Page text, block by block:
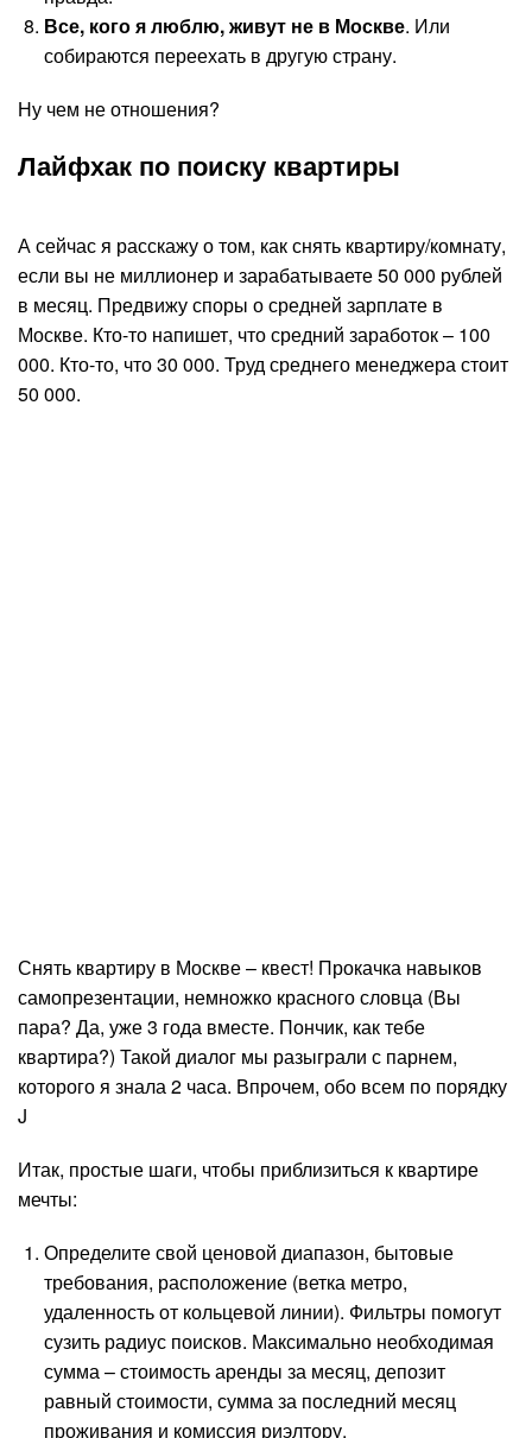
Все, кого я люблю, живут не в Москве. Или
собираются переехать в другую страну.
Ну чем не отношения?
Лайфхак по поиску квартиры
А сейчас я расскажу о том, как снять квартиру/комнату,
если вы не миллионер и зарабатываете 50 000 рублей
в месяц. Предвижу споры о средней зарплате в
Москве. Кто-то напишет, что средний заработок – 100
000. Кто-то, что 30 000. Труд среднего менеджера стоит
50 000.
Снять квартиру в Москве – квест! Прокачка навыков
самопрезентации, немножко красного словца (Вы
пара? Да, уже 3 года вместе. Пончик, как тебе
квартира?) Такой диалог мы разыграли с парнем,
которого я знала 2 часа. Впрочем, обо всем по порядку
J
Итак, простые шаги, чтобы приблизиться к квартире
мечты:
Определите свой ценовой диапазон, бытовые
требования, расположение (ветка метро,
удаленность от кольцевой линии). Фильтры помогут
сузить радиус поисков. Максимально необходимая
сумма – стоимость аренды за месяц, депозит
равный стоимости, сумма за последний месяц
проживания и комиссия риэлтору.